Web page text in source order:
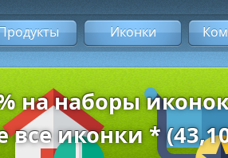
Иконки
на наборы
все иконки *